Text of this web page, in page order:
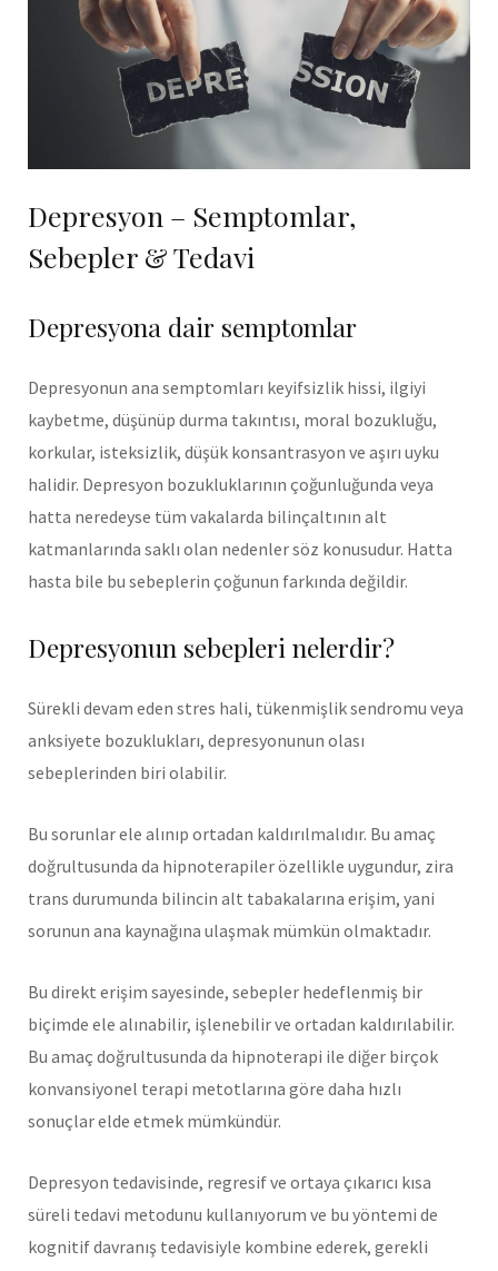
Depresyon – Semptomlar,
Sebepler & Tedavi
Depresyona dair semptomlar
Depresyonun ana semptomları keyifsizlik hissi, ilgiyi
kaybetme, düşünüp durma takıntısı, moral bozukluğu,
korkular, isteksizlik, düşük konsantrasyon ve aşırı uyku
halidir. Depresyon bozukluklarının çoğunluğunda veya
hatta neredeyse tüm vakalarda bilinçaltının alt
katmanlarında saklı olan nedenler söz konusudur. Hatta
hasta bile bu sebeplerin çoğunun farkında değildir.
Depresyonun sebepleri nelerdir?
Sürekli devam eden stres hali, tükenmişlik sendromu veya
anksiyete bozuklukları, depresyonunun olası
sebeplerinden biri olabilir.
Bu sorunlar ele alınıp ortadan kaldırılmalıdır. Bu amaç
doğrultusunda da hipnoterapiler özellikle uygundur, zira
trans durumunda bilincin alt tabakalarına erişim, yani
sorunun ana kaynağına ulaşmak mümkün olmaktadır.
Bu direkt erişim sayesinde, sebepler hedeflenmiş bir
biçimde ele alınabilir, işlenebilir ve ortadan kaldırılabilir.
Bu amaç doğrultusunda da hipnoterapi ile diğer birçok
konvansiyonel terapi metotlarına göre daha hızlı
sonuçlar elde etmek mümkündür.
Depresyon tedavisinde, regresif ve ortaya çıkarıcı kısa
süreli tedavi metodunu kullanıyorum ve bu yöntemi de
kognitif davranış tedavisiyle kombine ederek, gerekli